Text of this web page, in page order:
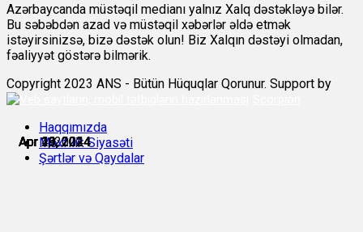
Apr 4, 2024
Apr 11, 2024
Apr 13, 2024
Apr 19, 2024
Apr 19, 2024
Apr 26, 2024
Azərbaycanda müstəqil medianı yalnız Xalq dəstəkləyə bilər.
Bu səbəbdən azad və müstəqil xəbərlər əldə etmək
istəyirsinizsə, bizə dəstək olun! Biz Xalqın dəstəyi olmadan,
fəaliyyət göstərə bilmərik.
Copyright 2023 ANS - Bütün Hüquqlar Qorunur. Support by
Haqqımızda
Məxfilik Siyasəti
Şərtlər və Qaydalar